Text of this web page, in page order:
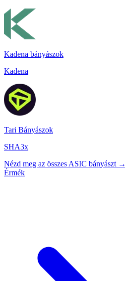
Kadena bányászok
Kadena
Tari Bányászok
SHA3x
Nézd meg az összes ASIC bányászt →
Érmék